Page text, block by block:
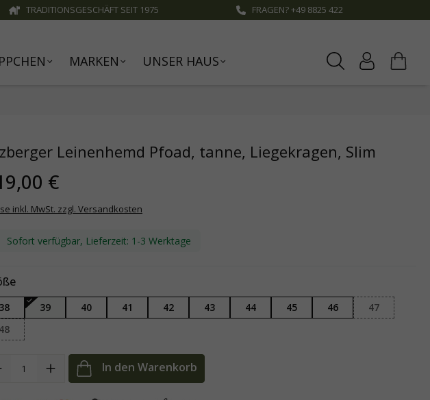
TRADITIONSGESCHÄFT SEIT 1975 FRAGEN? +49 8825 422
MARKEN UNSER HAUS
Leinenhemd Pfoad, tanne, Liegekragen, Slim
€
inkl. MwSt. zzgl. Versandkosten
Sofort verfügbar, Lieferzeit: 1-3 Werktage
38 39 40 41 42 43 44 45 46
47
48
In den Warenkorb